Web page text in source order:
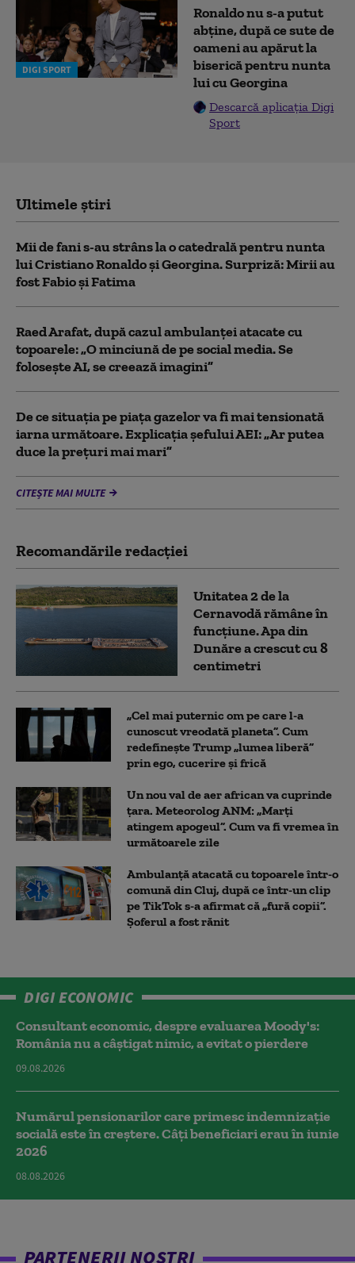
DIGI SPORT
Ronaldo nu s-a putut
abține, după ce sute de
oameni au apărut la
biserică pentru nunta
lui cu Georgina
Descarcă aplicația Digi
Sport
Ultimele știri
Mii de fani s-au strâns la o catedrală pentru nunta
lui Cristiano Ronaldo şi Georgina. Surpriză: Mirii au
fost Fabio şi Fatima
Raed Arafat, după cazul ambulanței atacate cu
topoarele: „O minciună de pe social media. Se
folosește AI, se creează imagini”
De ce situaţia pe piaţa gazelor va fi mai tensionată
iarna următoare. Explicația șefului AEI: „Ar putea
duce la preţuri mai mari”
CITEȘTE MAI MULTE
Recomandările redacţiei
Unitatea 2 de la
Cernavodă rămâne în
funcțiune. Apa din
Dunăre a crescut cu 8
centimetri
„Cel mai puternic om pe care l-a
cunoscut vreodată planeta”. Cum
redefinește Trump „lumea liberă”
prin ego, cucerire și frică
Un nou val de aer african va cuprinde
țara. Meteorolog ANM: „Marți
atingem apogeul”. Cum va fi vremea în
următoarele zile
Ambulanţă atacată cu topoarele într-o
comună din Cluj, după ce într-un clip
pe TikTok s-a afirmat că „fură copii”.
Șoferul a fost rănit
DIGI ECONOMIC
Consultant economic, despre evaluarea Moody's:
România nu a câştigat nimic, a evitat o pierdere
09.08.2026
Numărul pensionarilor care primesc indemnizaţie
socială este în creștere. Câți beneficiari erau în iunie
2026
08.08.2026
PARTENERII NOȘTRI